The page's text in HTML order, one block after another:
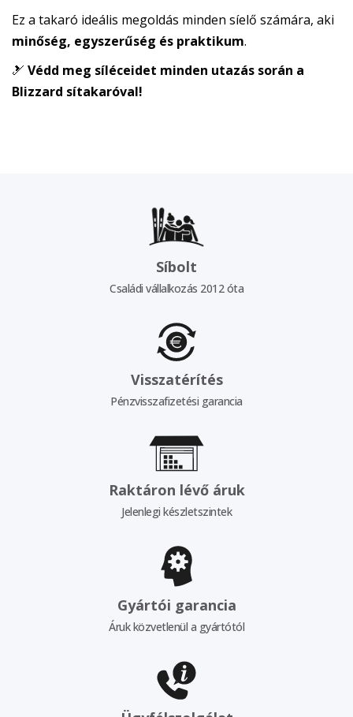
Ez a takaró ideális megoldás minden síelő számára, aki
minőség, egyszerűség és praktikum.
🎿 Védd meg síléceidet minden utazás során a
Blizzard sítakaróval!
Síbolt
Családi vállalkozás 2012 óta
Visszatérítés
Pénzvisszafizetési garancia
Raktáron lévő áruk
Jelenlegi készletszintek
Gyártói garancia
Áruk közvetlenül a gyártótól